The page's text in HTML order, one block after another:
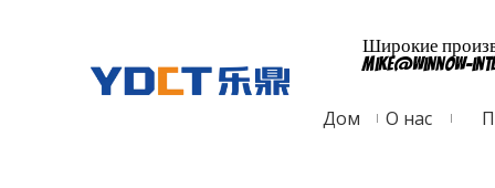
Широкие
mike@winnow-
Дом О нас